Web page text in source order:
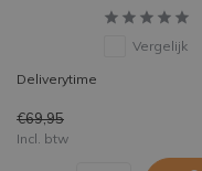
Vergelijk
Deliverytime
€69,95
Incl. btw